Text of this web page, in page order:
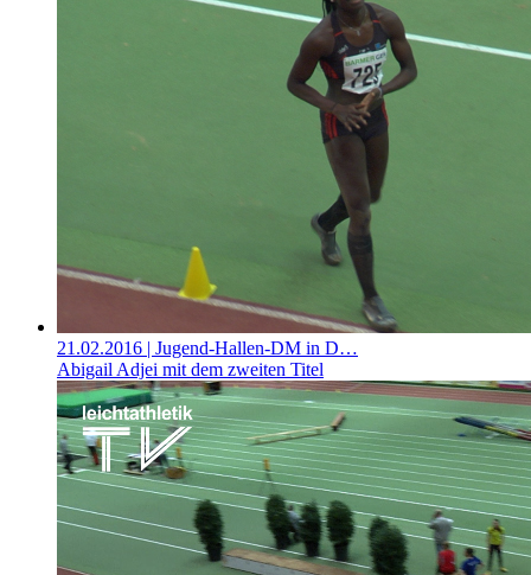
21.02.2016 | Jugend-Hallen-DM in D…
Abigail Adjei mit dem zweiten Titel